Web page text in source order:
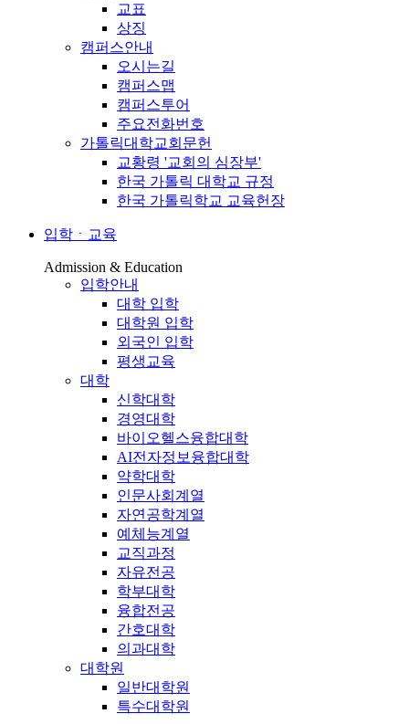
교표
상징
캠퍼스안내
오시는길
캠퍼스맵
캠퍼스투어
주요전화번호
가톨릭대학교회문헌
교황령 '교회의 심장부'
한국 가톨릭 대학교 규정
한국 가톨릭학교 교육헌장
입학ㆍ교육
Admission & Education
입학안내
대학 입학
대학원 입학
외국인 입학
평생교육
대학
신학대학
경영대학
바이오헬스융합대학
AI전자정보융합대학
약학대학
인문사회계열
자연공학계열
예체능계열
교직과정
자유전공
학부대학
융합전공
간호대학
의과대학
대학원
일반대학원
특수대학원